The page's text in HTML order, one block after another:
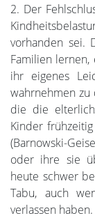
2. Der
vorhanden sei.
Familien
ihr eigenes
wahrnehmen zu
die die
Kinder frühzeitig
(Barnowski-
oder ihre sie
heute schwer
Tabu, auch
verlassen haben.